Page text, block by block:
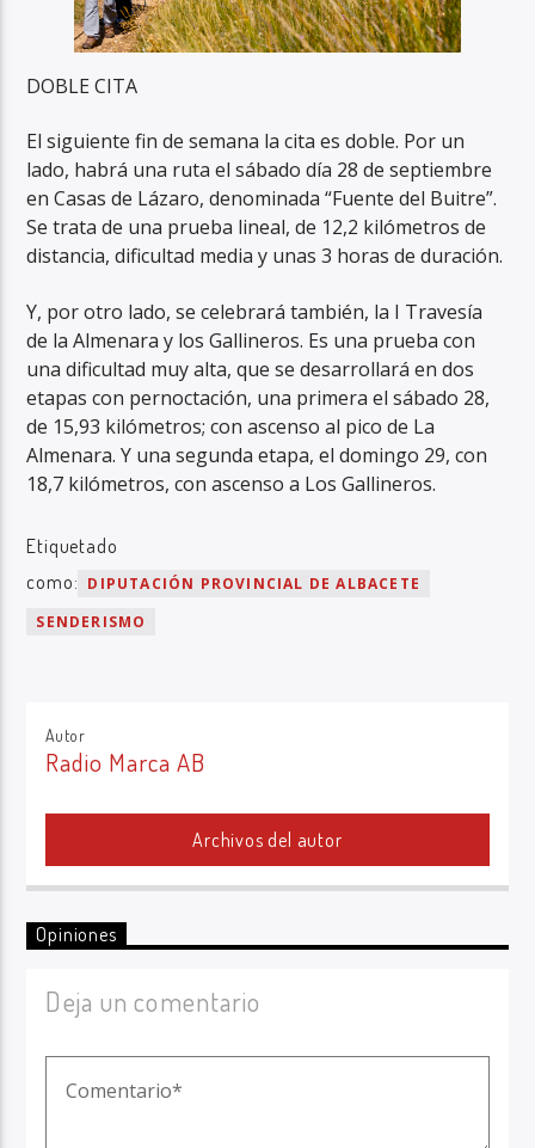
DOBLE CITA
El siguiente fin de semana la cita es doble. Por un
lado, habrá una ruta el sábado día 28 de septiembre
en Casas de Lázaro, denominada “Fuente del Buitre”.
Se trata de una prueba lineal, de 12,2 kilómetros de
distancia, dificultad media y unas 3 horas de duración.
Y, por otro lado, se celebrará también, la I Travesía
de la Almenara y los Gallineros. Es una prueba con
una dificultad muy alta, que se desarrollará en dos
etapas con pernoctación, una primera el sábado 28,
de 15,93 kilómetros; con ascenso al pico de La
Almenara. Y una segunda etapa, el domingo 29, con
18,7 kilómetros, con ascenso a Los Gallineros.
Etiquetado
como: DIPUTACIÓN PROVINCIAL DE ALBACETE
SENDERISMO
Autor
Radio Marca AB
Archivos del autor
Opiniones
Deja un comentario